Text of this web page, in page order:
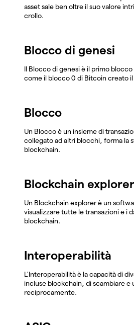
asset sale ben oltre il suo valore
crollo.
Blocco di genesi
Il Blocco di genesi è il primo blocco
come il blocco 0 di Bitcoin creato
Blocco
Un Blocco è un insieme di
collegato ad altri blocchi, forma la
blockchain.
Blockchain explorer
Un Blockchain explorer è un
visualizzare tutte le transazioni e i
blockchain.
Interoperabilità
L'Interoperabilità è la capacità di
incluse blockchain, di scambiare e
reciprocamente.